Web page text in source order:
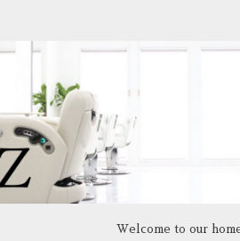
Welcome to our